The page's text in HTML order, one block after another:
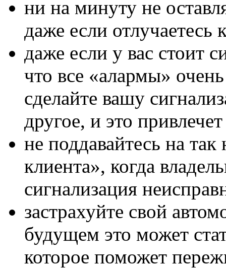
ни на минуту не
даже если отлучаетесь
даже если у вас стоит
что все «алармы»
сделайте вашу
другое, и это
не поддавайтесь на
клиента», когда
сигнализация
застрахуйте свой
будущем это может
которое поможет